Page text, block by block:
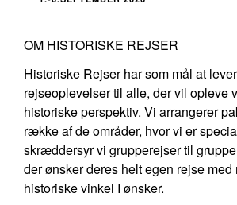
OM HISTORISKE REJSER
Historiske Rejser har som mål at
rejseoplevelser til alle, der vil opleve
historiske perspektiv. Vi arrangerer
række af de områder, hvor vi er
skræddersyr vi grupperejser til
der ønsker deres helt egen rejse med
historiske vinkel I ønsker.